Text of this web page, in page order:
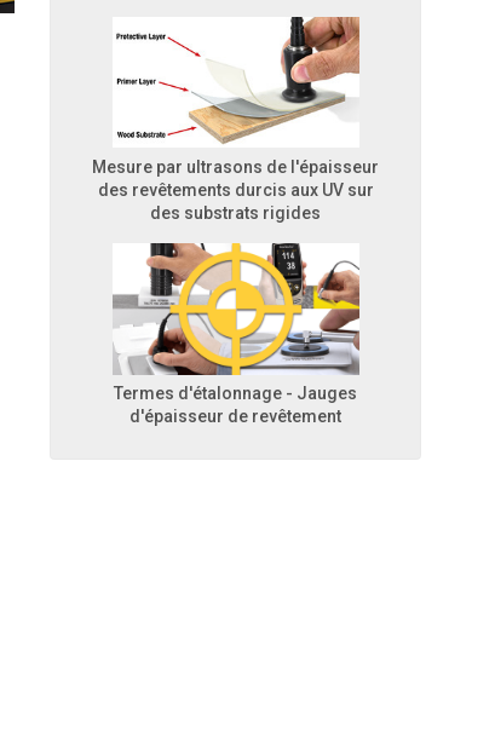
Mesure par ultrasons de l'épaisseur
des revêtements durcis aux UV sur
des substrats rigides
Termes d'étalonnage - Jauges
d'épaisseur de revêtement